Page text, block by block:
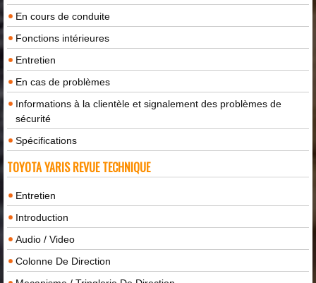
En cours de conduite
Fonctions intérieures
Entretien
En cas de problèmes
Informations à la clientèle et signalement des problèmes de
sécurité
Spécifications
TOYOTA YARIS REVUE TECHNIQUE
Entretien
Introduction
Audio / Video
Colonne De Direction